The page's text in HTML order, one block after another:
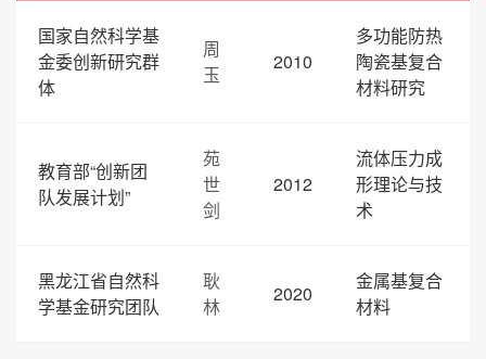
国家自然科学基
金委创新研究群
体
周
玉
2010
多功能防热
陶瓷基复合
材料研究
教育部“创新团
队发展计划”
苑
世
剑
2012
流体压力成
形理论与技
术
黑龙江省自然科
学基金研究团队
耿
林
2020
金属基复合
材料